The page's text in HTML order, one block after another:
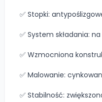
✅ Stopki:
✅ System składania: na
✅ Wzmocniona
✅ Malowanie:
✅ Stabilność: